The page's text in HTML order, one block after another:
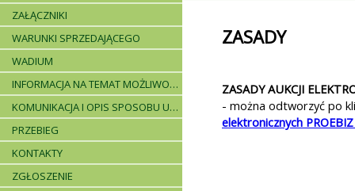
ZAŁĄCZNIKI
WARUNKI SPRZEDAJĄCEGO
WADIUM
INFORMACJA NA TEMAT MOŻLIWOŚCI SKŁADANIA JEDNEJ OFERTY PRZEZ DWA LUB WIĘCEJ PODMIOTÓW ORAZ UCZESTNICTWA PODWYKONAWCÓW
KOMUNIKACJA I OPIS SPOSOBU UDZIELANIA WYJAŚNIEŃ
PRZEBIEG
KONTAKTY
ZGŁOSZENIE
ZASADY
ZASADY AUKCJI
- można odtworzyć po
elektronicznych